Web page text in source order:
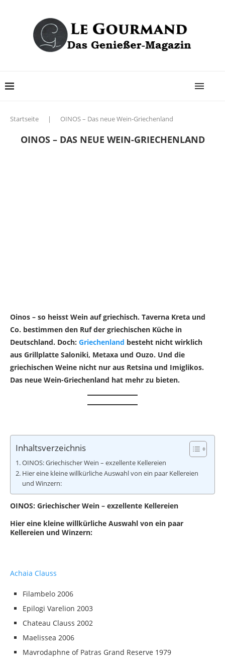
Startseite | OINOS – Das neue Wein-Griechenland
OINOS – DAS NEUE WEIN-GRIECHENLAND
Oinos – so heisst Wein auf griechisch. Taverna Kreta und
Co. bestimmen den Ruf der griechischen Küche in
Deutschland. Doch: Griechenland besteht nicht wirklich
aus Grillplatte Saloniki, Metaxa und Ouzo. Und die
griechischen Weine nicht nur aus Retsina und Imiglikos.
Das neue Wein-Griechenland hat mehr zu bieten.
Inhaltsverzeichnis
OINOS: Griechischer Wein – exzellente Kellereien
Hier eine kleine willkürliche Auswahl von ein paar Kellereien
und Winzern:
OINOS: Griechischer Wein – exzellente Kellereien
Hier eine kleine willkürliche Auswahl von ein paar
Kellereien und Winzern:
Achaia Clauss
Filambelo 2006
Epilogi Varelion 2003
Chateau Clauss 2002
Maelissea 2006
Mavrodaphne of Patras Grand Reserve 1979